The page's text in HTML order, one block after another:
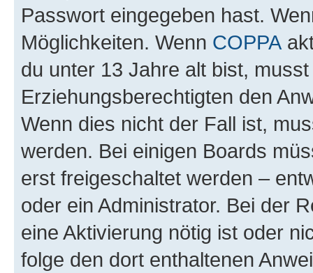
Passwort eingegeben hast.
Möglichkeiten. Wenn COPPA
du unter 13 Jahre alt bist,
Erziehungsberechtigten den
Wenn dies nicht der Fall ist,
werden. Bei einigen Boards
erst freigeschaltet werden –
oder ein Administrator. Bei der
eine Aktivierung nötig ist oder
folge den dort enthaltenen